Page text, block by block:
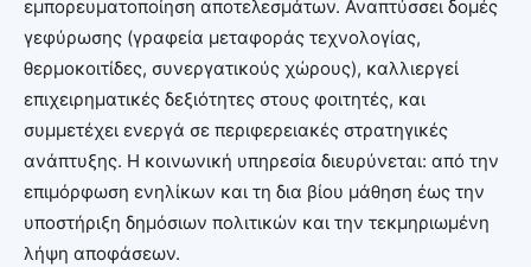
εμπορευματοποίηση αποτελεσμάτων. Αναπτύσσει δομές
γεφύρωσης (γραφεία μεταφοράς τεχνολογίας,
θερμοκοιτίδες, συνεργατικούς χώρους), καλλιεργεί
επιχειρηματικές δεξιότητες στους φοιτητές, και
συμμετέχει ενεργά σε περιφερειακές στρατηγικές
ανάπτυξης. Η κοινωνική υπηρεσία διευρύνεται: από την
επιμόρφωση ενηλίκων και τη δια βίου μάθηση έως την
υποστήριξη δημόσιων πολιτικών και την τεκμηριωμένη
λήψη αποφάσεων.